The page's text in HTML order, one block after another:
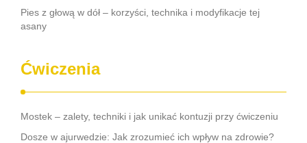
Pies z głową w dół – korzyści, technika i modyfikacje tej
asany
Ćwiczenia
Mostek – zalety, techniki i jak unikać kontuzji przy ćwiczeniu
Dosze w ajurwedzie: Jak zrozumieć ich wpływ na zdrowie?